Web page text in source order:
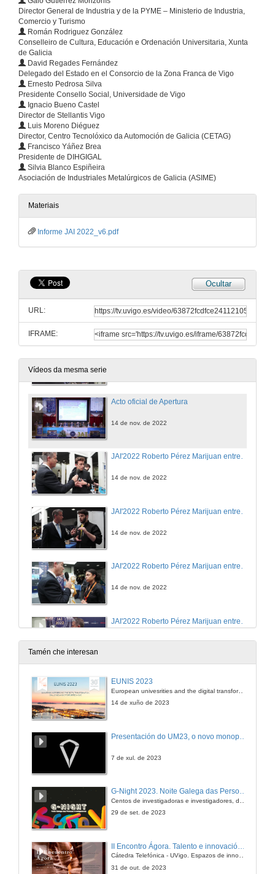
Director General de Industria y de la PYME – Ministerio de Industria,
Comercio y Turismo
Román Rodriguez González
Conselleiro de Cultura, Educación e Ordenación Universitaria, Xunta
de Galicia
David Regades Fernández
Delegado del Estado en el Consorcio de la Zona Franca de Vigo
Ernesto Pedrosa Silva
Presidente Consello Social, Universidade de Vigo
Ignacio Bueno Castel
Director de Stellantis Vigo
Luis Moreno Diéguez
Director, Centro Tecnolóxico da Automoción de Galicia (CETAG)
Francisco Yáñez Brea
Presidente de DIHGIGAL
Silvia Blanco Espiñeira
Asociación de Industriales Metalúrgicos de Galicia (ASIME)
Materiais
Informe JAI 2022_v6.pdf
Ocultar
URL:
IFRAME:
Vídeos da mesma serie
Vídeo resumo. VIII Xornadas de Tecnoloxías e Solucións para a Automatización Industrial
Acto oficial de Apertura
14 de nov. de 2022
JAI'2022 Roberto Pérez Marijuan entrevista a Manuel Márquez (UVigo Aerotech)
14 de nov. de 2022
14 de nov. de 2022
JAI'2022 Roberto Pérez Marijuan entrevista a Julia Atsu (PAL Robotics)
14 de nov. de 2022
14 de nov. de 2022
Tamén che interesan
EUNIS 2023
European univesrities and the digital transformation: challenges and opportunities ahead
14 de xuño de 2023
7 de xul. de 2023
G-Night 2023. Noite Galega das Persoas Investigadoras. Conciencias creativas
29 de set. de 2023
Cátedra Telefónica - UVigo. Espazos de innovación
31 de out. de 2023